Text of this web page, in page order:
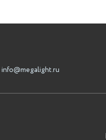
info@megalight.ru